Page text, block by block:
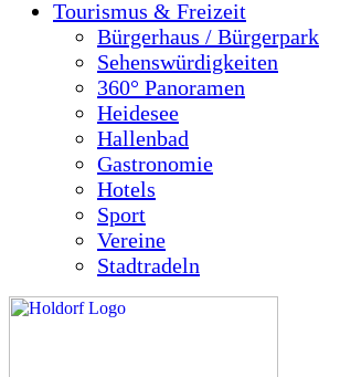
Tourismus & Freizeit
Bürgerhaus / Bürgerpark
Sehenswürdigkeiten
360° Panoramen
Heidesee
Hallenbad
Gastronomie
Hotels
Sport
Vereine
Stadtradeln